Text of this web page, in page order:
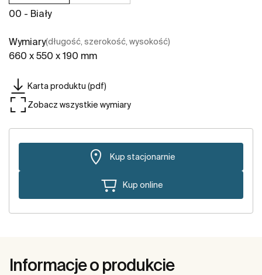
00 - Biały
Wymiary(długość, szerokość, wysokość)
660 x 550 x 190 mm
Karta produktu (pdf)
Zobacz wszystkie wymiary
Kup stacjonarnie
Kup online
Informacje o produkcie